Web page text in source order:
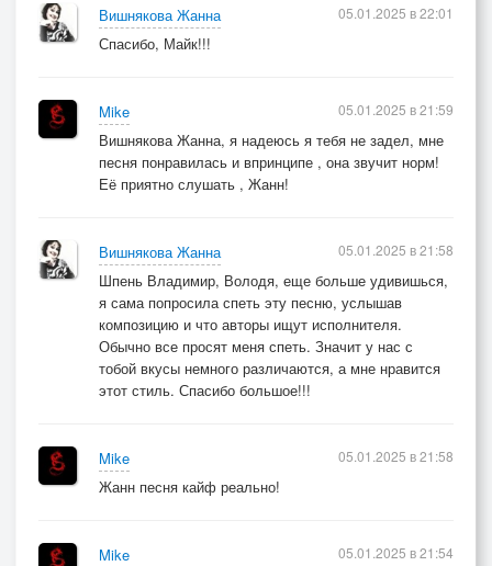
Вишнякова Жанна
Спасибо, Майк!!!
05.01.2025 в 22:01
Mike
Вишнякова Жанна, я надеюсь я тебя не задел, мне
песня понравилась и впринципе , она звучит норм!
Её приятно слушать , Жанн!
05.01.2025 в 21:59
Вишнякова Жанна
Шпень Владимир, Володя, еще больше удивишься,
я сама попросила спеть эту песню, услышав
композицию и что авторы ищут исполнителя.
Обычно все просят меня спеть. Значит у нас с
тобой вкусы немного различаются, а мне нравится
этот стиль. Спасибо большое!!!
05.01.2025 в 21:58
Mike
Жанн песня кайф реально!
05.01.2025 в 21:58
Mike
05.01.2025 в 21:54